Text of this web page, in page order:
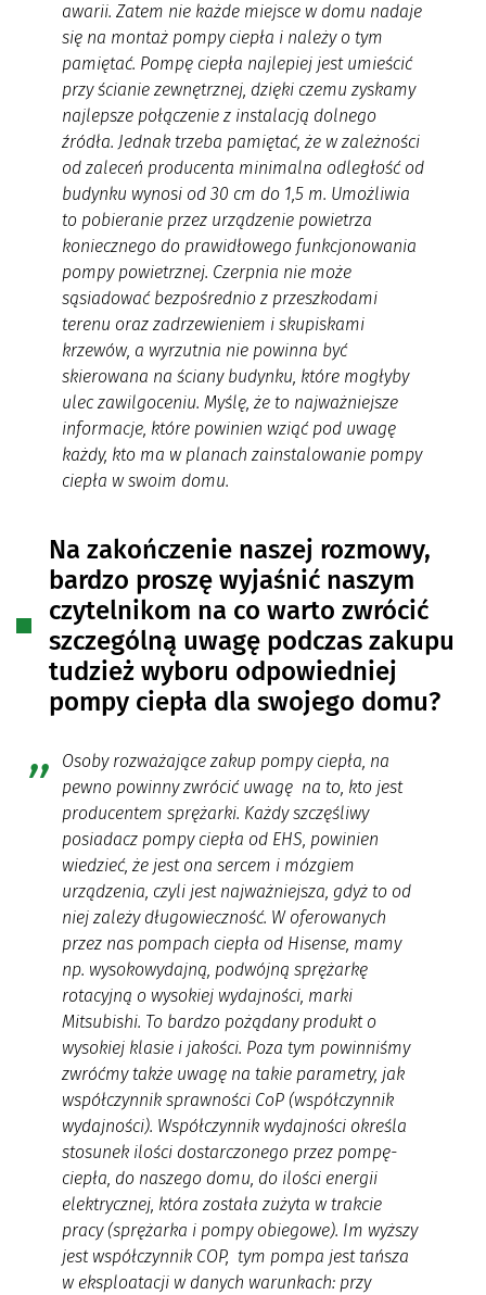
awarii. Zatem nie każde miejsce w domu nadaje
się na montaż pompy ciepła i należy o tym
pamiętać. Pompę ciepła najlepiej jest umieścić
przy ścianie zewnętrznej, dzięki czemu zyskamy
najlepsze połączenie z instalacją dolnego
źródła. Jednak trzeba pamiętać, że w zależności
od zaleceń producenta minimalna odległość od
budynku wynosi od 30 cm do 1,5 m. Umożliwia
to pobieranie przez urządzenie powietrza
koniecznego do prawidłowego funkcjonowania
pompy powietrznej. Czerpnia nie może
sąsiadować bezpośrednio z przeszkodami
terenu oraz zadrzewieniem i skupiskami
krzewów, a wyrzutnia nie powinna być
skierowana na ściany budynku, które mogłyby
ulec zawilgoceniu. Myślę, że to najważniejsze
informacje, które powinien wziąć pod uwagę
każdy, kto ma w planach zainstalowanie pompy
ciepła w swoim domu.
Na zakończenie naszej rozmowy,
bardzo proszę wyjaśnić naszym
czytelnikom na co warto zwrócić
szczególną uwagę podczas zakupu
tudzież wyboru odpowiedniej
pompy ciepła dla swojego domu?
Osoby rozważające zakup pompy ciepła, na
pewno powinny zwrócić uwagę na to, kto jest
producentem sprężarki. Każdy szczęśliwy
posiadacz pompy ciepła od EHS, powinien
wiedzieć, że jest ona sercem i mózgiem
urządzenia, czyli jest najważniejsza, gdyż to od
niej zależy długowieczność. W oferowanych
przez nas pompach ciepła od Hisense, mamy
np. wysokowydajną, podwójną sprężarkę
rotacyjną o wysokiej wydajności, marki
Mitsubishi. To bardzo pożądany produkt o
wysokiej klasie i jakości. Poza tym powinniśmy
zwróćmy także uwagę na takie parametry, jak
współczynnik sprawności CoP (współczynnik
wydajności). Współczynnik wydajności określa
stosunek ilości dostarczonego przez pompę-
ciepła, do naszego domu, do ilości energii
elektrycznej, która została zużyta w trakcie
pracy (sprężarka i pompy obiegowe). Im wyższy
jest współczynnik COP, tym pompa jest tańsza
w eksploatacji w danych warunkach: przy